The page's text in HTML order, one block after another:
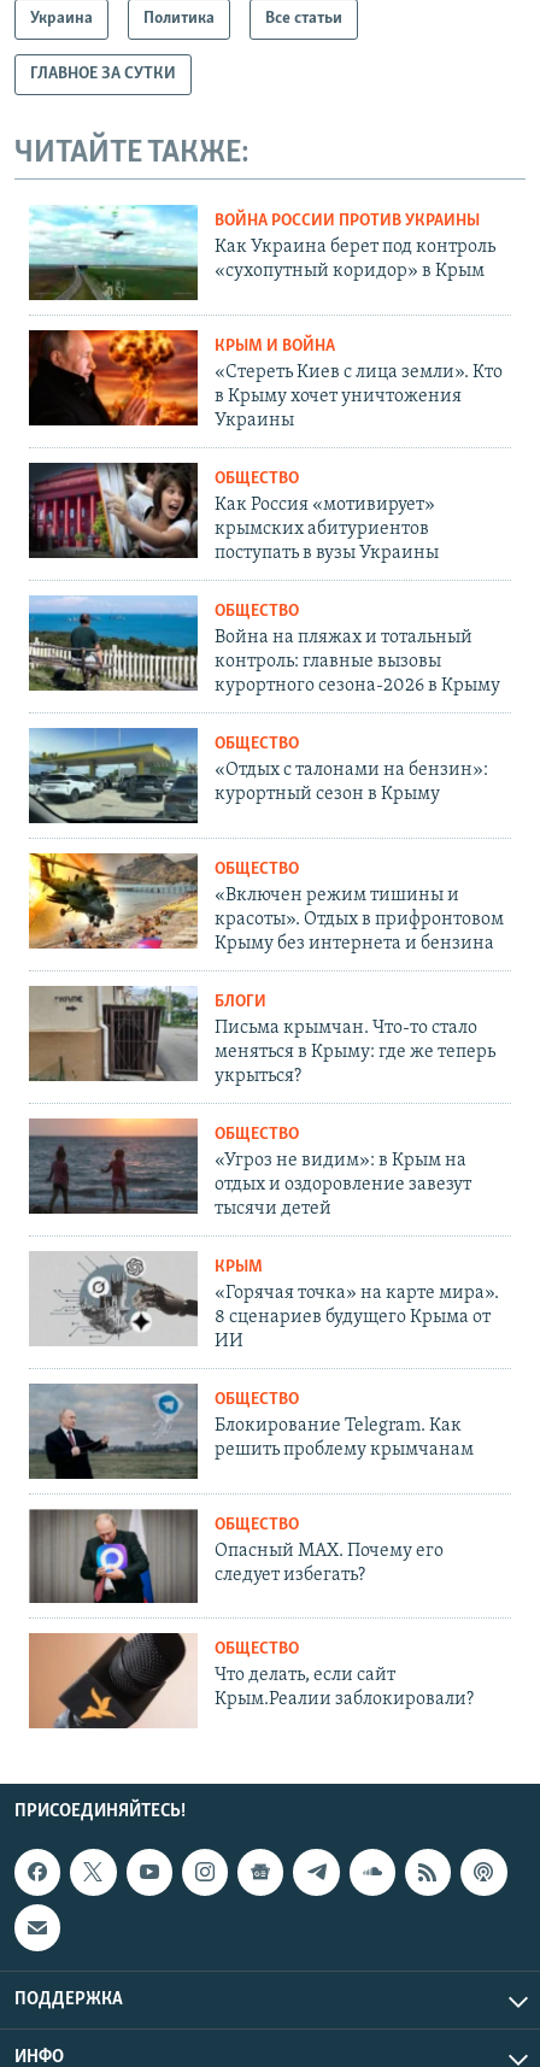
Украина Политика Все статьи
ГЛАВНОЕ ЗА СУТКИ
ЧИТАЙТЕ ТАКЖЕ:
ВОЙНА РОССИИ ПРОТИВ УКРАИНЫ
Как Украина берет под контроль
«сухопутный коридор» в Крым
КРЫМ И ВОЙНА
«Стереть Киев с лица земли». Кто
в Крыму хочет уничтожения
Украины
ОБЩЕСТВО
Как Россия «мотивирует»
крымских абитуриентов
поступать в вузы Украины
ОБЩЕСТВО
Война на пляжах и тотальный
контроль: главные вызовы
курортного сезона-2026 в Крыму
ОБЩЕСТВО
«Отдых с талонами на бензин»:
курортный сезон в Крыму
ОБЩЕСТВО
«Включен режим тишины и
красоты». Отдых в прифронтовом
Крыму без интернета и бензина
БЛОГИ
Письма крымчан. Что-то стало
меняться в Крыму: где же теперь
укрыться?
ОБЩЕСТВО
«Угроз не видим»: в Крым на
отдых и оздоровление завезут
тысячи детей
КРЫМ
«Горячая точка» на карте мира».
8 сценариев будущего Крыма от
ИИ
ОБЩЕСТВО
Блокирование Telegram. Как
решить проблему крымчанам
ОБЩЕСТВО
Опасный MAX. Почему его
следует избегать?
ОБЩЕСТВО
Что делать, если сайт
Крым.Реалии заблокировали?
ПРИСОЕДИНЯЙТЕСЬ!
ПОДДЕРЖКА
ИНФО